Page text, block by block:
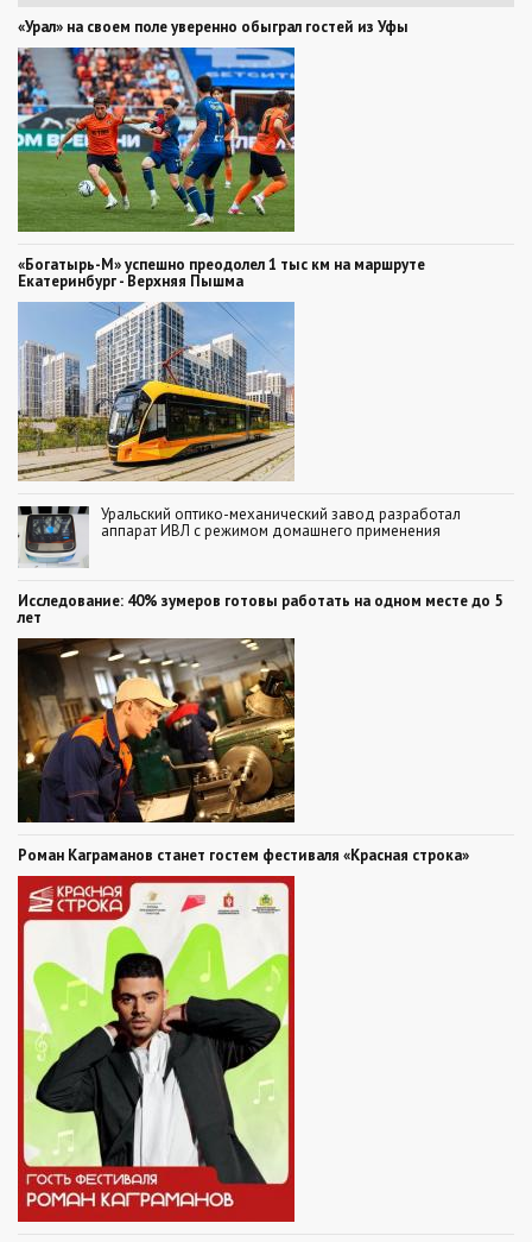
«Урал» на своем поле уверенно обыграл гостей из Уфы
«Богатырь-М» успешно преодолел 1 тыс км на маршруте
Екатеринбург - Верхняя Пышма
Уральский оптико-механический завод разработал
аппарат ИВЛ с режимом домашнего применения
Исследование: 40% зумеров готовы работать на одном месте до 5
лет
Роман Каграманов станет гостем фестиваля «Красная строка»